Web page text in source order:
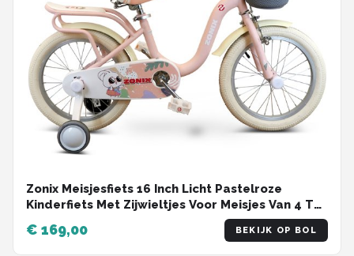
Zonix Meisjesfiets 16 Inch Licht Pastelroze
Kinderfiets Met Zijwieltjes Voor Meisjes Van 4 Tm
6 Jaar Geschikt Voor Kledingmaat 103-118
€ 169,00 BEKIJK OP BOL